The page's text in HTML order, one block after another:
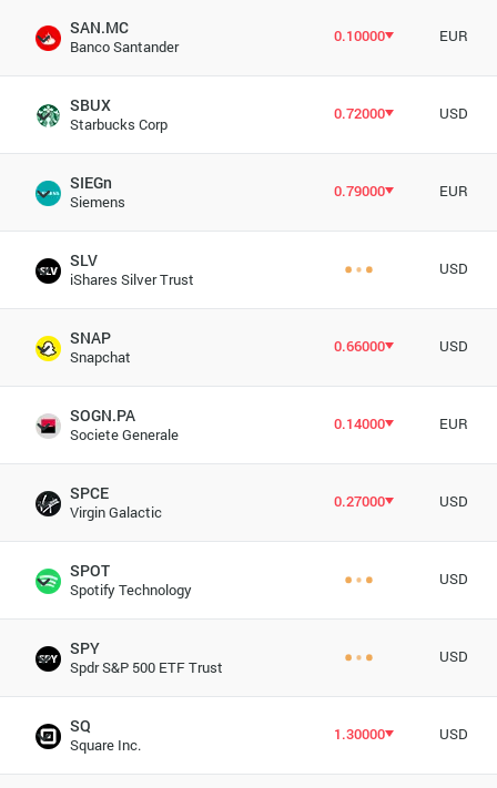
SAN.MC
Banco Santander
0.10000 EUR
SBUX
Starbucks Corp
0.72000 USD
SIEGn
Siemens
0.79000 EUR
SLV
iShares Silver Trust
USD
SNAP
Snapchat
0.66000 USD
SOGN.PA
Societe Generale
0.14000 EUR
SPCE
Virgin Galactic
0.27000 USD
SPOT
Spotify Technology
USD
SPY
Spdr S&P 500 ETF Trust
USD
SQ
Square Inc.
1.30000 USD